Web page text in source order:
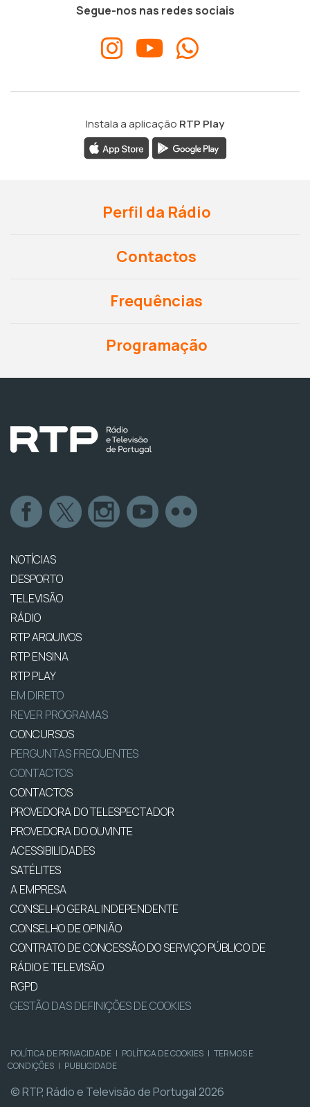
Segue-nos nas redes sociais
Instala a aplicação RTP Play
Perfil da Rádio
Contactos
Frequências
Programação
NOTÍCIAS
DESPORTO
TELEVISÃO
RÁDIO
RTP ARQUIVOS
RTP ENSINA
RTP PLAY
EM DIRETO
REVER PROGRAMAS
CONCURSOS
PERGUNTAS FREQUENTES
CONTACTOS
CONTACTOS
PROVEDORA DO TELESPECTADOR
PROVEDORA DO OUVINTE
ACESSIBILIDADES
SATÉLITES
A EMPRESA
CONSELHO GERAL INDEPENDENTE
CONSELHO DE OPINIÃO
CONTRATO DE CONCESSÃO DO SERVIÇO PÚBLICO DE
RÁDIO E TELEVISÃO
RGPD
GESTÃO DAS DEFINIÇÕES DE COOKIES
POLÍTICA DE PRIVACIDADE | POLÍTICA DE COOKIES | TERMOS E
CONDIÇÕES | PUBLICIDADE
© RTP, Rádio e Televisão de Portugal 2026